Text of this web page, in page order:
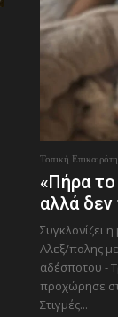
Τοπική
«Πήρα το
αλλά
Συγκλονίζει
Αλεξ/πολης
αδέσποτου -
προχώρησε
Στιγμές...